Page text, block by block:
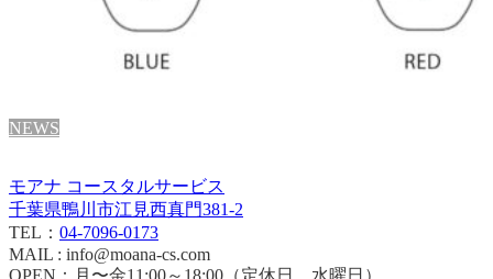
NEWS
モアナ コースタルサービス
千葉県鴨川市江見西真門381-2
TEL： 04-7096-0173
MAIL : info@moana-cs.com
OPEN：月〜金11:00～18:00（定休日 水曜日）